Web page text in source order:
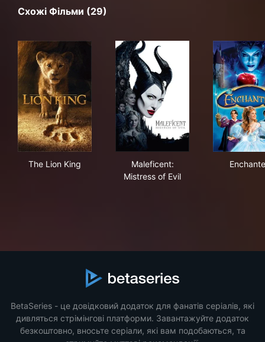
Схожі Фільми (29)
The Lion King
Maleficent:
Mistress of Evil
BetaSeries - це довідковий додаток для фанатів серіалів, які
дивляться стрімінгові платформи. Завантажуйте додаток
безкоштовно, вносьте серіали, які вам подобаються, та